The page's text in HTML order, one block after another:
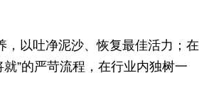
，以吐净泥沙、恢复最佳活力；在
”的严苛流程，在行业内独树一